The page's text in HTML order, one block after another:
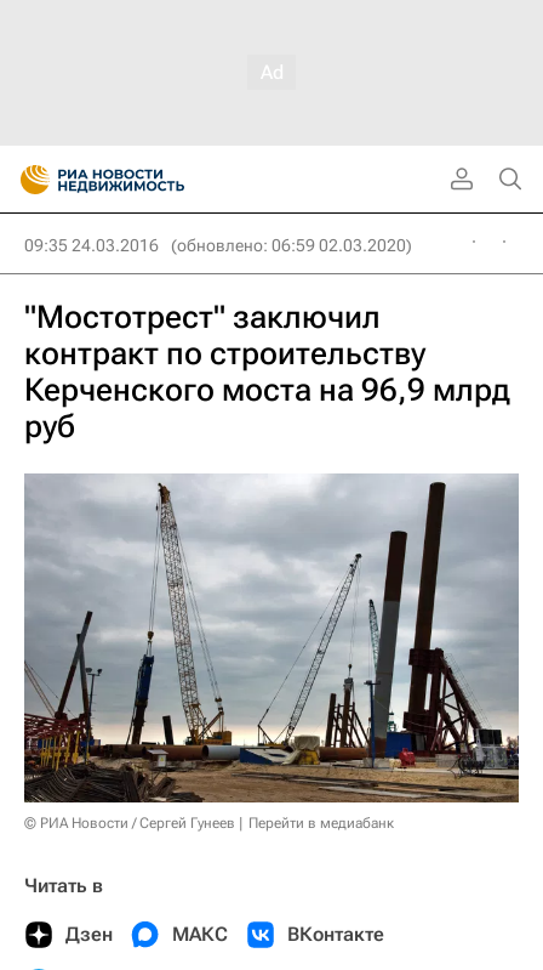
09:35 24.03.2016 (обновлено: 06:59 02.03.2020)
"Мостотрест" заключил
контракт по строительству
Керченского моста на 96,9 млрд
руб
© РИА Новости / Сергей Гунеев Перейти в медиабанк
Читать в
Дзен МАКС ВКонтакте